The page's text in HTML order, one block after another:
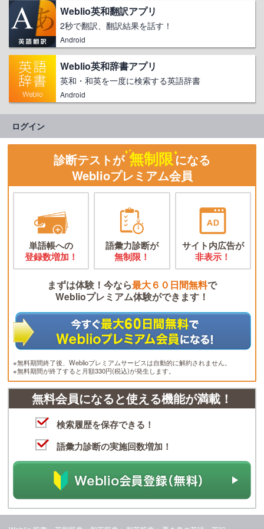
Weblio英和翻訳アプリ
2秒で翻訳、翻訳結果を話す！
Android
Weblio英和辞書アプリ
英和・和英を一度に検索する英語辞書
Android
ログイン
診断テストが 無制限になる
Weblioプレミアム会員
単語帳への
登録数増加！
語彙力診断が
無制限！
サイト内広告が
非表示！
まずは体験！今なら最大６０日間無料で
Weblioプレミアム体験ができます！
※無料期間終了後、Weblioプレミアムサービスは自動的に解約されません。
※無料期間が終了すると月額330円(税込)が発生します。
無料会員になると使える機能が満載！
検索履歴を保存できる！
語彙力診断の実施回数増加！